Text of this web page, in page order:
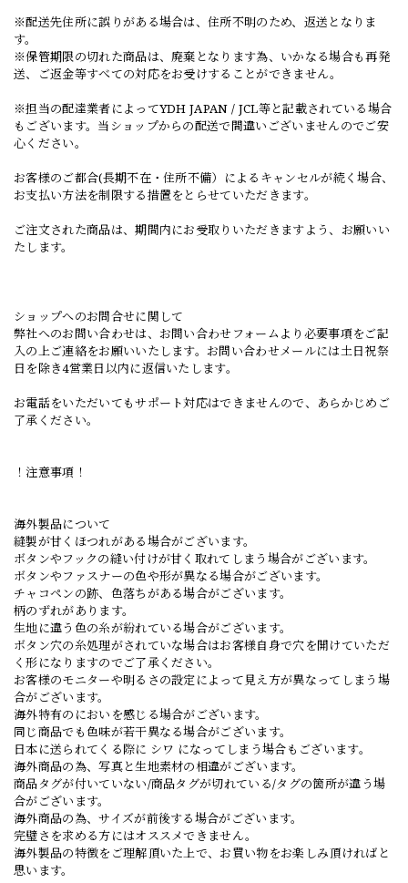
※配送先住所に誤りがある場合は、住所不明のため、返送となりま
す。
※保管期限の切れた商品は、廃棄となります為、いかなる場合も再発
送、ご返金等すべての対応をお受けすることができません。
※担当の配達業者によってYDH JAPAN / JCL等と記載されている場合
もございます。当ショップからの配送で間違いございませんのでご安
心ください。
お客様のご都合(長期不在・住所不備）によるキャンセルが続く場合、
お支払い方法を制限する措置をとらせていただきます。
ご注文された商品は、期間内にお受取りいただきますよう、お願いい
たします。
ショップへのお問合せに関して
弊社へのお問い合わせは、お問い合わせフォームより必要事項をご記
入の上ご連絡をお願いいたします。お問い合わせメールには土日祝祭
日を除き4営業日以内に返信いたします。
お電話をいただいてもサポート対応はできませんので、あらかじめご
了承ください。
！注意事項！
海外製品について
縫製が甘くほつれがある場合がございます。
ボタンやフックの縫い付けが甘く取れてしまう場合がございます。
ボタンやファスナーの色や形が異なる場合がございます。
チャコペンの跡、色落ちがある場合がございます。
柄のずれがあります。
生地に違う色の糸が紛れている場合がございます。
ボタン穴の糸処理がされていな場合はお客様自身で穴を開けていただ
く形になりますのでご了承ください。
お客様のモニターや明るさの設定によって見え方が異なってしまう場
合がございます。
海外特有のにおいを感じる場合がございます。
同じ商品でも色味が若干異なる場合がございます。
日本に送られてくる際に シワ になってしまう場合もございます。
海外商品の為、写真と生地素材の相違がございます。
商品タグが付いていない/商品タグが切れている/タグの箇所が違う場
合がございます。
海外商品の為、サイズが前後する場合がございます。
完璧さを求める方にはオススメできません。
海外製品の特徴をご理解頂いた上で、お買い物をお楽しみ頂ければと
思います。